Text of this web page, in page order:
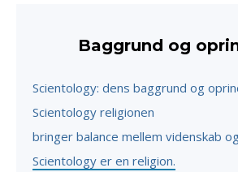
Baggrund og
Scientology: dens baggrund og
Scientology religionen
bringer balance mellem videnskab
Scientology er en religion.